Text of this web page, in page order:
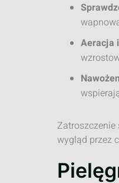
Aeracja
wygląd przez